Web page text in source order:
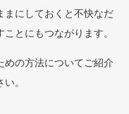
まにしておくと不快なだ
とにもつながります。
めの方法についてご紹介
。